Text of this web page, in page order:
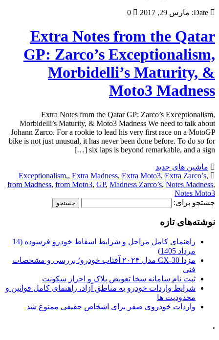
Date: مارس 29, 2017 0
Extra Notes from the Qatar
GP: Zarco’s Exceptionalism,
Morbidelli’s Maturity, &
Moto3 Madness
Extra Notes from the Qatar GP: Zarco’s Exceptionalism,
Morbidelli’s Maturity, & Moto3 Madness We need to talk about
Johann Zarco. For a rookie to lead his very first race on a MotoGP
bike is not just unusual, it has never been done before. To do so for
six laps is beyond remarkable, and a sign […]
ماشین های جدید
Exceptionalism,, Extra Madness, Extra Moto3, Extra Zarco’s,
from Madness, from Moto3, GP, Madness Zarco’s, Notes Madness,
Notes Moto3
جستجو برای:
نوشته‌های تازه
راهنمای کامل مراحل و شرایط اسقاط خودرو فرسوده (14
مرداد 1405)
مزدا CX-30 مدل ۲۰۲۴ آفتاب خودرو؛ بررسی و مشخصات
فنی
ثبت نام سامانه سخا تعویض پلاک و احراز سکونت
شرایط واردات خودرو به مناطق آزاد، راهنمای کامل قوانین و
محدودیت ها
واردات خودروی صفر برای اشخاص حقیقی ممنوع شد
.